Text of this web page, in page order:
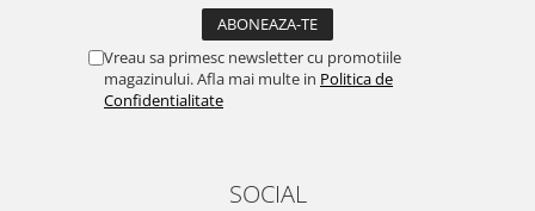
Vreau sa primesc newsletter cu promotiile
magazinului. Afla mai multe in Politica de
Confidentialitate
SOCIAL